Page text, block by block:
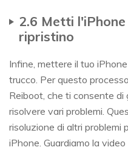
2.6 Metti
ripristino
Infine, mettere il tuo
trucco. Per questo
Reiboot, che ti consente di
risolvere vari problemi.
risoluzione di altri problemi
iPhone. Guardiamo la